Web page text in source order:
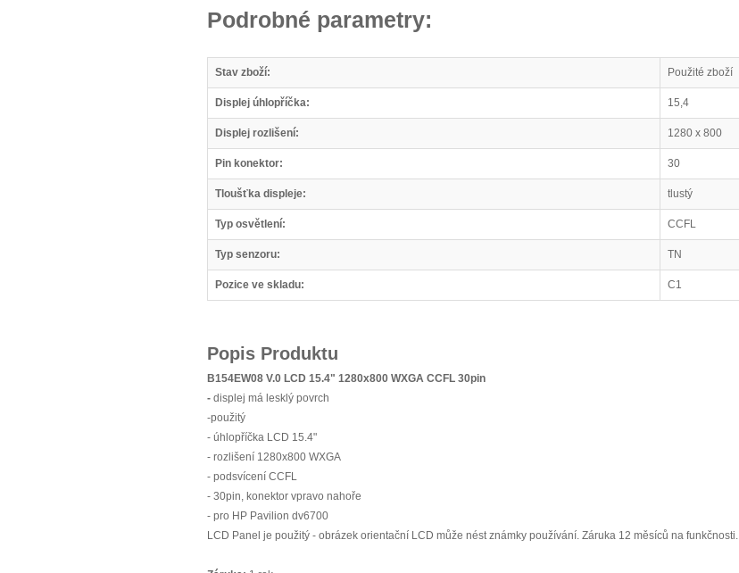
Podrobné parametry:
Stav zboží: Použité zboží
Displej úhlopříčka: 15,4
Displej rozlišení: 1280 x 800
Pin konektor: 30
Tloušťka displeje: tlustý
Typ osvětlení: CCFL
Typ senzoru: TN
Pozice ve skladu: C1
Popis Produktu
B154EW08 V.0 LCD 15.4" 1280x800 WXGA CCFL 30pin
- displej má lesklý povrch
-použitý
- úhlopříčka LCD 15.4"
- rozlišení 1280x800 WXGA
- podsvícení CCFL
- 30pin, konektor vpravo nahoře
- pro HP Pavilion dv6700
LCD Panel je použitý - obrázek orientační LCD může nést známky používání. Záruka 12 měsíců na funkčnosti.